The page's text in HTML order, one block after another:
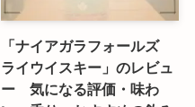
「ナイアガラフォールズ
ライウイスキー」のレビュ
ー 気になる評価・味わ